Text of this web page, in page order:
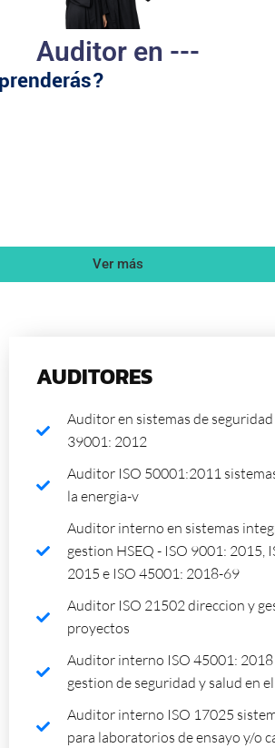
Auditor en ---
Ver más
AUDITORES
Auditor en sistemas de
39001: 2012
Auditor ISO 50001:2011
la energia-v
Auditor interno en sistemas
gestion HSEQ - ISO 9001: 2015,
2015 e ISO 45001: 2018-69
Auditor ISO 21502 direccion y
proyectos
Auditor interno ISO 45001: 2018
gestion de seguridad y salud en
Auditor interno ISO 17025
para laboratorios de ensayo y/o